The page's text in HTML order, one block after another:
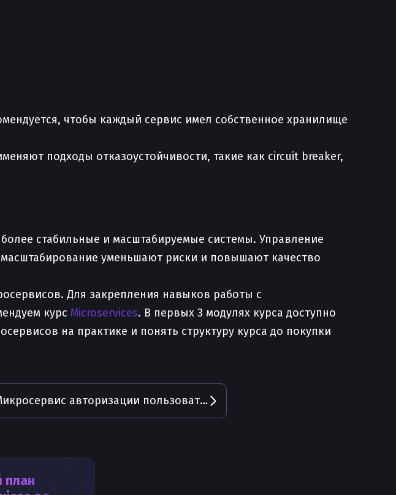
чтобы каждый сервис имел собственное хранилище
подходы отказоустойчивости, такие как circuit breaker,
стабильные и масштабируемые системы. Управление
уменьшают риски и повышают качество
Для закрепления навыков работы с
курс Microservices. В первых 3 модулях курса доступно
на практике и понять структуру курса до покупки
Микросервис авторизации пользователей
план